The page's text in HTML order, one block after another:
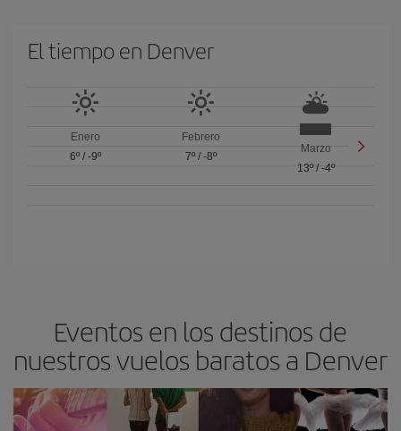
El tiempo en Denver
Enero
6º/ -9º
Febrero
7º/ -8º
Marzo
13º/ -4º
Eventos en los destinos de
nuestros vuelos baratos a Denver